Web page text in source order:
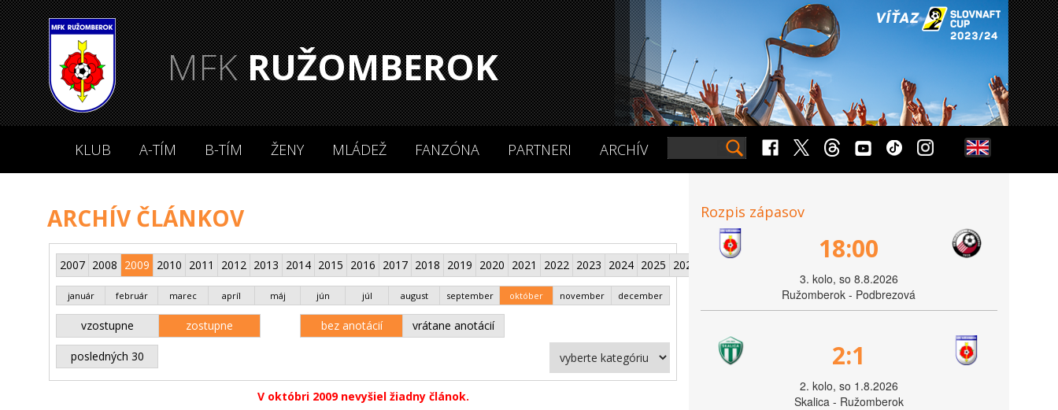
MFKRUŽOMBEROK
KLUB A-TÍM B-TÍM ŽENY MLÁDEŽ FANZÓNA PARTNERI ARCHÍV
ARCHÍV ČLÁNKOV
2007 2008 2009 2010 2011 2012 2013 2014 2015 2016 2017 2018 2019 2020 2021 2022 2023 2024 2025 2026
január február marec apríl máj jún júl august september október november december
vzostupne zostupne bez anotácií vrátane anotácií
posledných 30
V októbri 2009 nevyšiel žiadny článok.
Rozpis zápasov
18:00
3. kolo, so 8.8.2026
Ružomberok - Podbrezová
2:1
2. kolo, so 1.8.2026
Skalica - Ružomberok